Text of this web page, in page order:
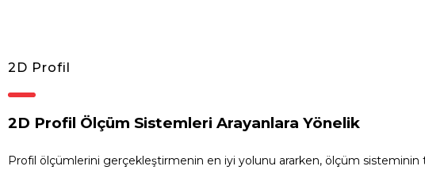
2D Profil
2D Profil Ölçüm Sistemleri Arayanlara Yönelik
Profil ölçümlerini gerçekleştirmenin en iyi yolunu ararken, ölçüm